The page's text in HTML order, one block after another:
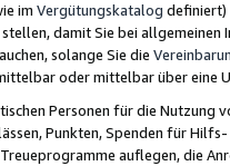
im Vergütungskatalog definiert)
damit Sie bei
solange Sie die
oder mittelbar über eine
Personen für die Nutzung
Punkten, Spenden für
auflegen, die